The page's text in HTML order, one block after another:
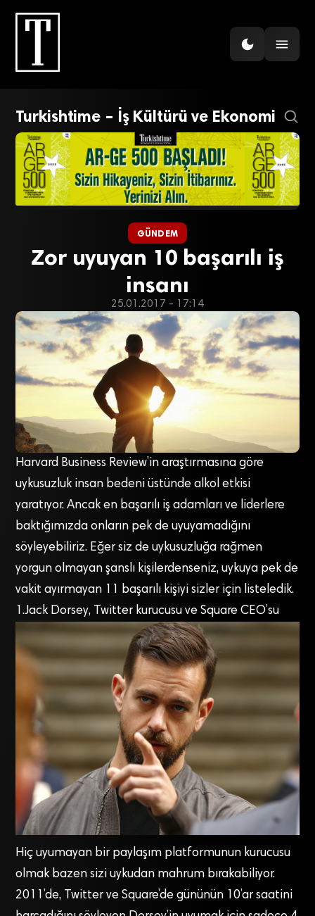
Turkishtime – İş Kültürü ve Ekonomi
GÜNDEM
Zor uyuyan 10 başarılı iş
insanı
25.01.2017 - 17:14
Harvard Business Review’in araştırmasına göre
uykusuzluk insan bedeni üstünde alkol etkisi
yaratıyor. Ancak en başarılı iş adamları ve liderlere
baktığımızda onların pek de uyuyamadığını
söyleyebiliriz. Eğer siz de uykusuzluğa rağmen
yorgun olmayan şanslı kişilerdenseniz, uykuya pek de
vakit ayırmayan 11 başarılı kişiyi sizler için listeledik.
1.Jack Dorsey, Twitter kurucusu ve Square CEO’su
Hiç uyumayan bir paylaşım platformunun kurucusu
olmak bazen sizi uykudan mahrum bırakabiliyor.
2011’de, Twitter ve Square’de gününün 10’ar saatini